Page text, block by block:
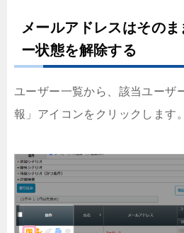
メールアドレスはその
ー状態を解除する
ユーザー一覧から、該当ユーザ
報」アイコンをクリックします。